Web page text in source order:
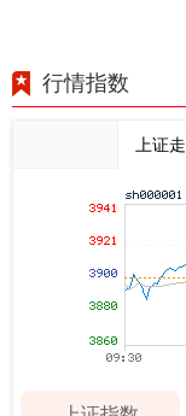
行情指数
上证